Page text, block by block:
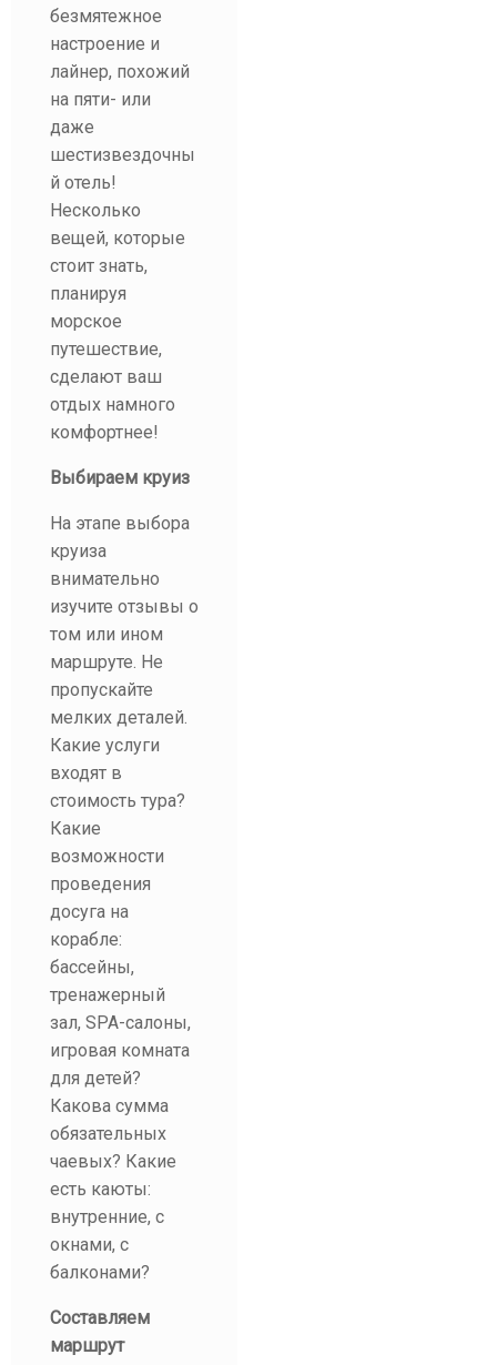
безмятежное
настроение и
лайнер, похожий
на пяти- или
даже
шестизвездочны
й отель!
Несколько
вещей, которые
стоит знать,
планируя
морское
путешествие,
сделают ваш
отдых намного
комфортнее!
Выбираем круиз
На этапе выбора
круиза
внимательно
изучите отзывы о
том или ином
маршруте. Не
пропускайте
мелких деталей.
Какие услуги
входят в
стоимость тура?
Какие
возможности
проведения
досуга на
корабле:
бассейны,
тренажерный
зал, SPA-салоны,
игровая комната
для детей?
Какова сумма
обязательных
чаевых? Какие
есть каюты:
внутренние, с
окнами, с
балконами?
Составляем
маршрут